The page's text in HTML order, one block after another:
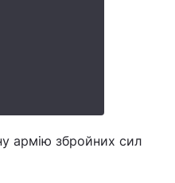
армію збройних сил